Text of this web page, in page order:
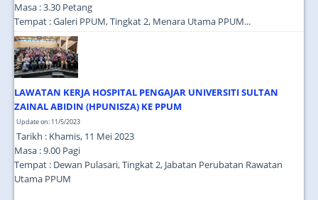
Masa : 3.30 Petang
Tempat : Galeri PPUM, Tingkat 2, Menara Utama PPUM...
LAWATAN KERJA HOSPITAL PENGAJAR UNIVERSITI SULTAN
ZAINAL ABIDIN (HPUNISZA) KE PPUM
Update on: 11/5/2023
Tarikh : Khamis, 11 Mei 2023
Masa : 9.00 Pagi
Tempat : Dewan Pulasari, Tingkat 2, Jabatan Perubatan Rawatan
Utama PPUM